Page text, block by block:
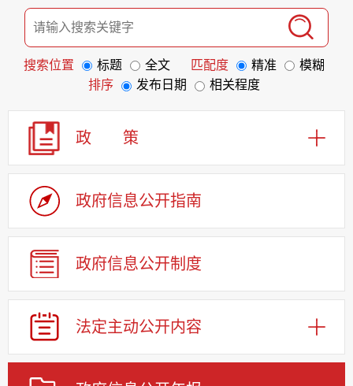
搜索位置 标题 全文 匹配度 精准
模糊
排序
发布日期 相关程度
政 策
政府信息公开指南
政府信息公开制度
法定主动公开内容